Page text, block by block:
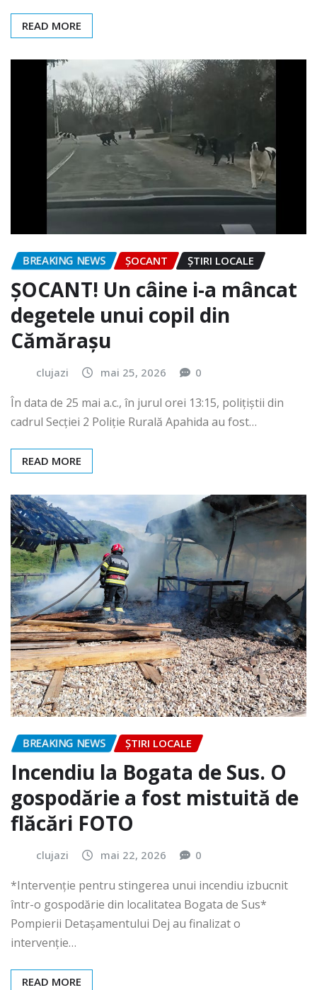
READ MORE
BREAKING NEWS ȘOCANT ȘTIRI LOCALE
ȘOCANT! Un câine i-a mâncat
degetele unui copil din
Cămărașu
clujazi mai 25, 2026 0
În data de 25 mai a.c., în jurul orei 13:15, polițiștii din
cadrul Secției 2 Poliție Rurală Apahida au fost…
READ MORE
BREAKING NEWS ȘTIRI LOCALE
Incendiu la Bogata de Sus. O
gospodărie a fost mistuită de
flăcări FOTO
clujazi mai 22, 2026 0
*Intervenție pentru stingerea unui incendiu izbucnit
într-o gospodărie din localitatea Bogata de Sus*
Pompierii Detașamentului Dej au finalizat o
intervenție…
READ MORE